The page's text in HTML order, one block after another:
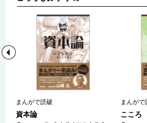
まんがで読破
資本論
まんがで
こころ